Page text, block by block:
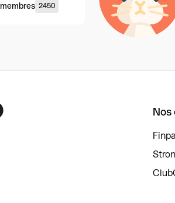
2450
Nos